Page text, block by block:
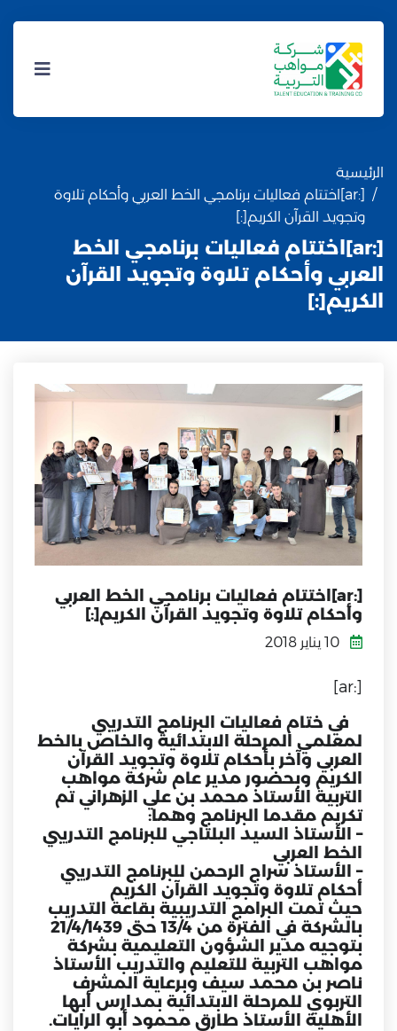
الرئيسية
[:ar]اختتام فعاليات برنامجي الخط العربي وأحكام تلاوة
وتجويد القرآن الكريم[:]
[:ar]اختتام فعاليات برنامجي الخط
العربي وأحكام تلاوة وتجويد القرآن
الكريم[:]
[:ar]اختتام فعاليات برنامجي الخط العربي
وأحكام تلاوة وتجويد القرآن الكريم[:]
[:ar]
في ختام فعاليات البرنامج التدريبي
لمعلمي المرحلة الابتدائية والخاص بالخط
العربي وآخر بأحكام تلاوة وتجويد القرآن
الكريم وبحضور مدير عام شركة مواهب
التربية الأستاذ محمد بن علي الزهراني تم
تكريم مقدما البرنامج وهما:
– الأستاذ السيد البلتاجي للبرنامج التدريبي
الخط العربي
– الأستاذ سراج الرحمن للبرنامج التدريبي
أحكام تلاوة وتجويد القرآن الكريم
حيث تمت البرامج التدريبية بقاعة التدريب
بالشركة في الفترة من 13/4 حتى 21/4/1439
بتوجيه مدير الشؤون التعليمية بشركة
مواهب التربية للتعليم والتدريب الأستاذ
ناصر بن محمد سيف وبرعاية المشرف
التربوي للمرحلة الابتدائية بمدارس أبها
الأهلية الأستاذ طارق محمود أبو الرايات.